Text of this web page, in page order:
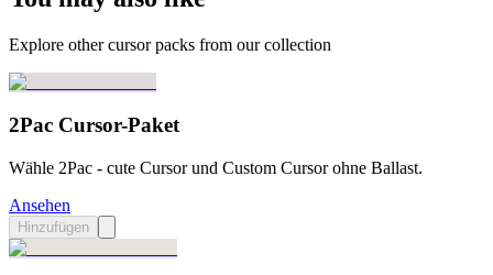
Explore other cursor packs from our collection
2Pac Cursor-Paket
Wähle 2Pac - cute Cursor und Custom Cursor ohne Ballast.
Ansehen
Hinzufügen